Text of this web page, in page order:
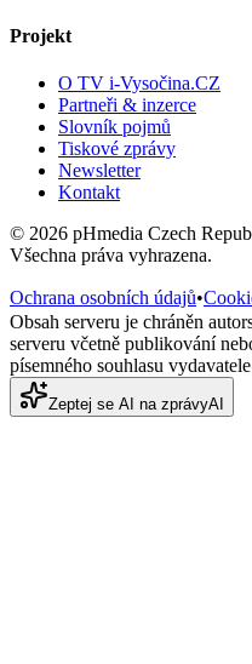
Projekt
O TV i-Vysočina.CZ
Partneři & inzerce
Slovník pojmů
Tiskové zprávy
Newsletter
Kontakt
© 2026 pHmedia Czech
Všechna práva vyhrazena.
Ochrana osobních údajů•
Obsah serveru je chráněn
serveru včetně publikování
písemného souhlasu
Zeptej se AI na zprávyAI